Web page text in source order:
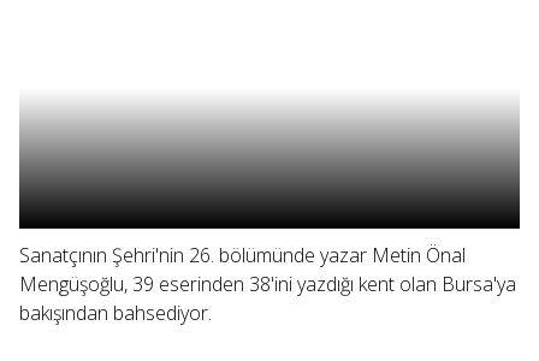
Sanatçının Şehri'nin 26. bölümünde yazar Metin Önal
Mengüşoğlu, 39 eserinden 38'ini yazdığı kent olan Bursa'ya
bakışından bahsediyor.